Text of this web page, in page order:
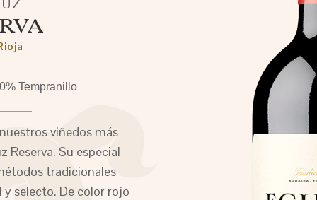
Tempranillo
viñedos más
Reserva. Su especial
tradicionales
selecto. De color rojo